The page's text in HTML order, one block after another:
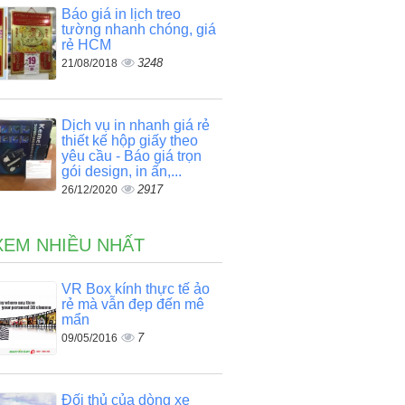
Báo giá in lịch treo
tường nhanh chóng, giá
rẻ HCM
21/08/2018 3248
Dịch vụ in nhanh giá rẻ
thiết kế hộp giấy theo
yêu cầu - Báo giá trọn
gói design, in ấn,...
26/12/2020 2917
NHIỀU NHẤT
VR Box kính thực tế ảo
rẻ mà vẫn đẹp đến mê
mẩn
09/05/2016 7
Đối thủ của dòng xe